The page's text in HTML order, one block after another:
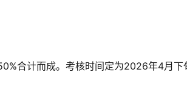
合计而成。考核时间定为2026年4月下